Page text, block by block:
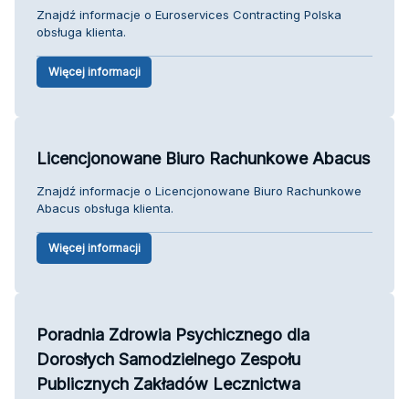
Znajdź informacje o Euroservices Contracting Polska
obsługa klienta.
Więcej informacji
Licencjonowane Biuro Rachunkowe Abacus
Znajdź informacje o Licencjonowane Biuro Rachunkowe
Abacus obsługa klienta.
Więcej informacji
Poradnia Zdrowia Psychicznego dla
Dorosłych Samodzielnego Zespołu
Publicznych Zakładów Lecznictwa